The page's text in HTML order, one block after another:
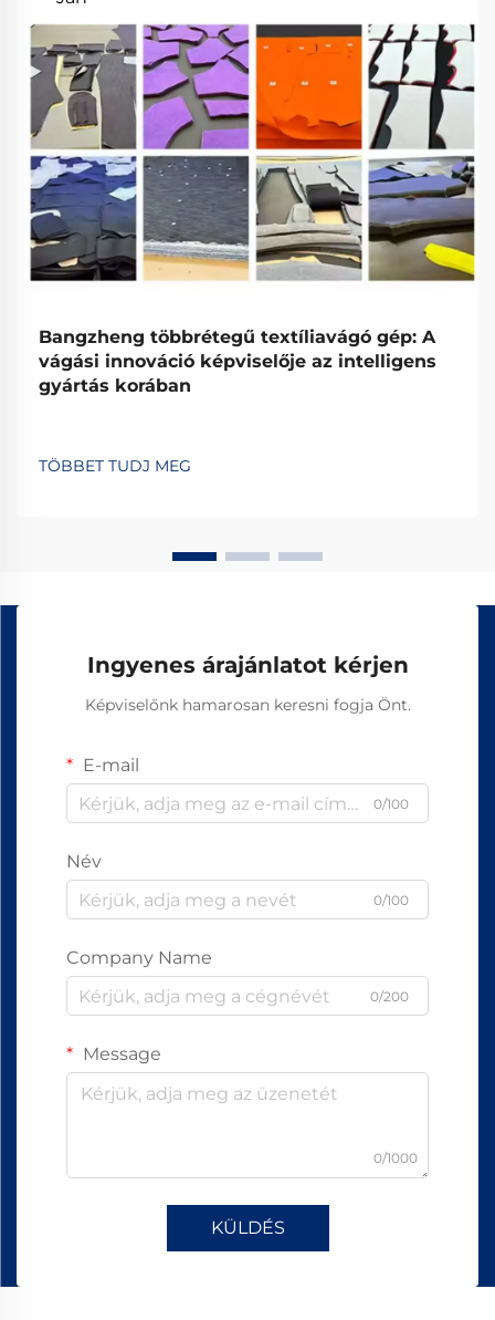
Bangzheng többrétegű textíliavágó gép: A
vágási innováció képviselője az intelligens
gyártás korában
TÖBBET TUDJ MEG
Ingyenes árajánlatot kérjen
Képviselőnk hamarosan keresni fogja Önt.
E-mail
0/100
Név
0/100
Company Name
0/200
Message
0/1000
KÜLDÉS